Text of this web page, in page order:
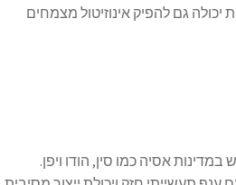
גם להפיק אינוזיטול מצמחים
אסיה כמו סין, הודו ויפן.